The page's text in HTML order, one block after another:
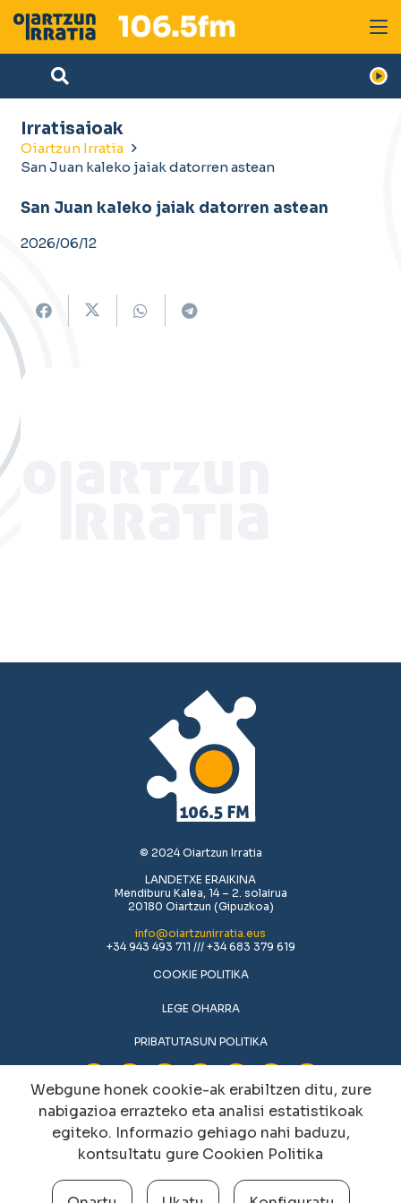
Irratisaioak
Oiartzun Irratia
San Juan kaleko jaiak datorren astean
San Juan kaleko jaiak datorren astean
2026/06/12
© 2024 Oiartzun Irratia
LANDETXE ERAIKINA
Mendiburu Kalea, 14 – 2. solairua
20180 Oiartzun (Gipuzkoa)
info@oiartzunirratia.eus
+34 943 493 711 /// +34 683 379 619
COOKIE POLITIKA
LEGE OHARRA
PRIBATUTASUN POLITIKA
Webgune honek cookie-ak erabiltzen ditu, zure
nabigazioa errazteko eta analisi estatistikoak
egiteko. Informazio gehiago nahi baduzu,
kontsultatu gure Cookien Politika